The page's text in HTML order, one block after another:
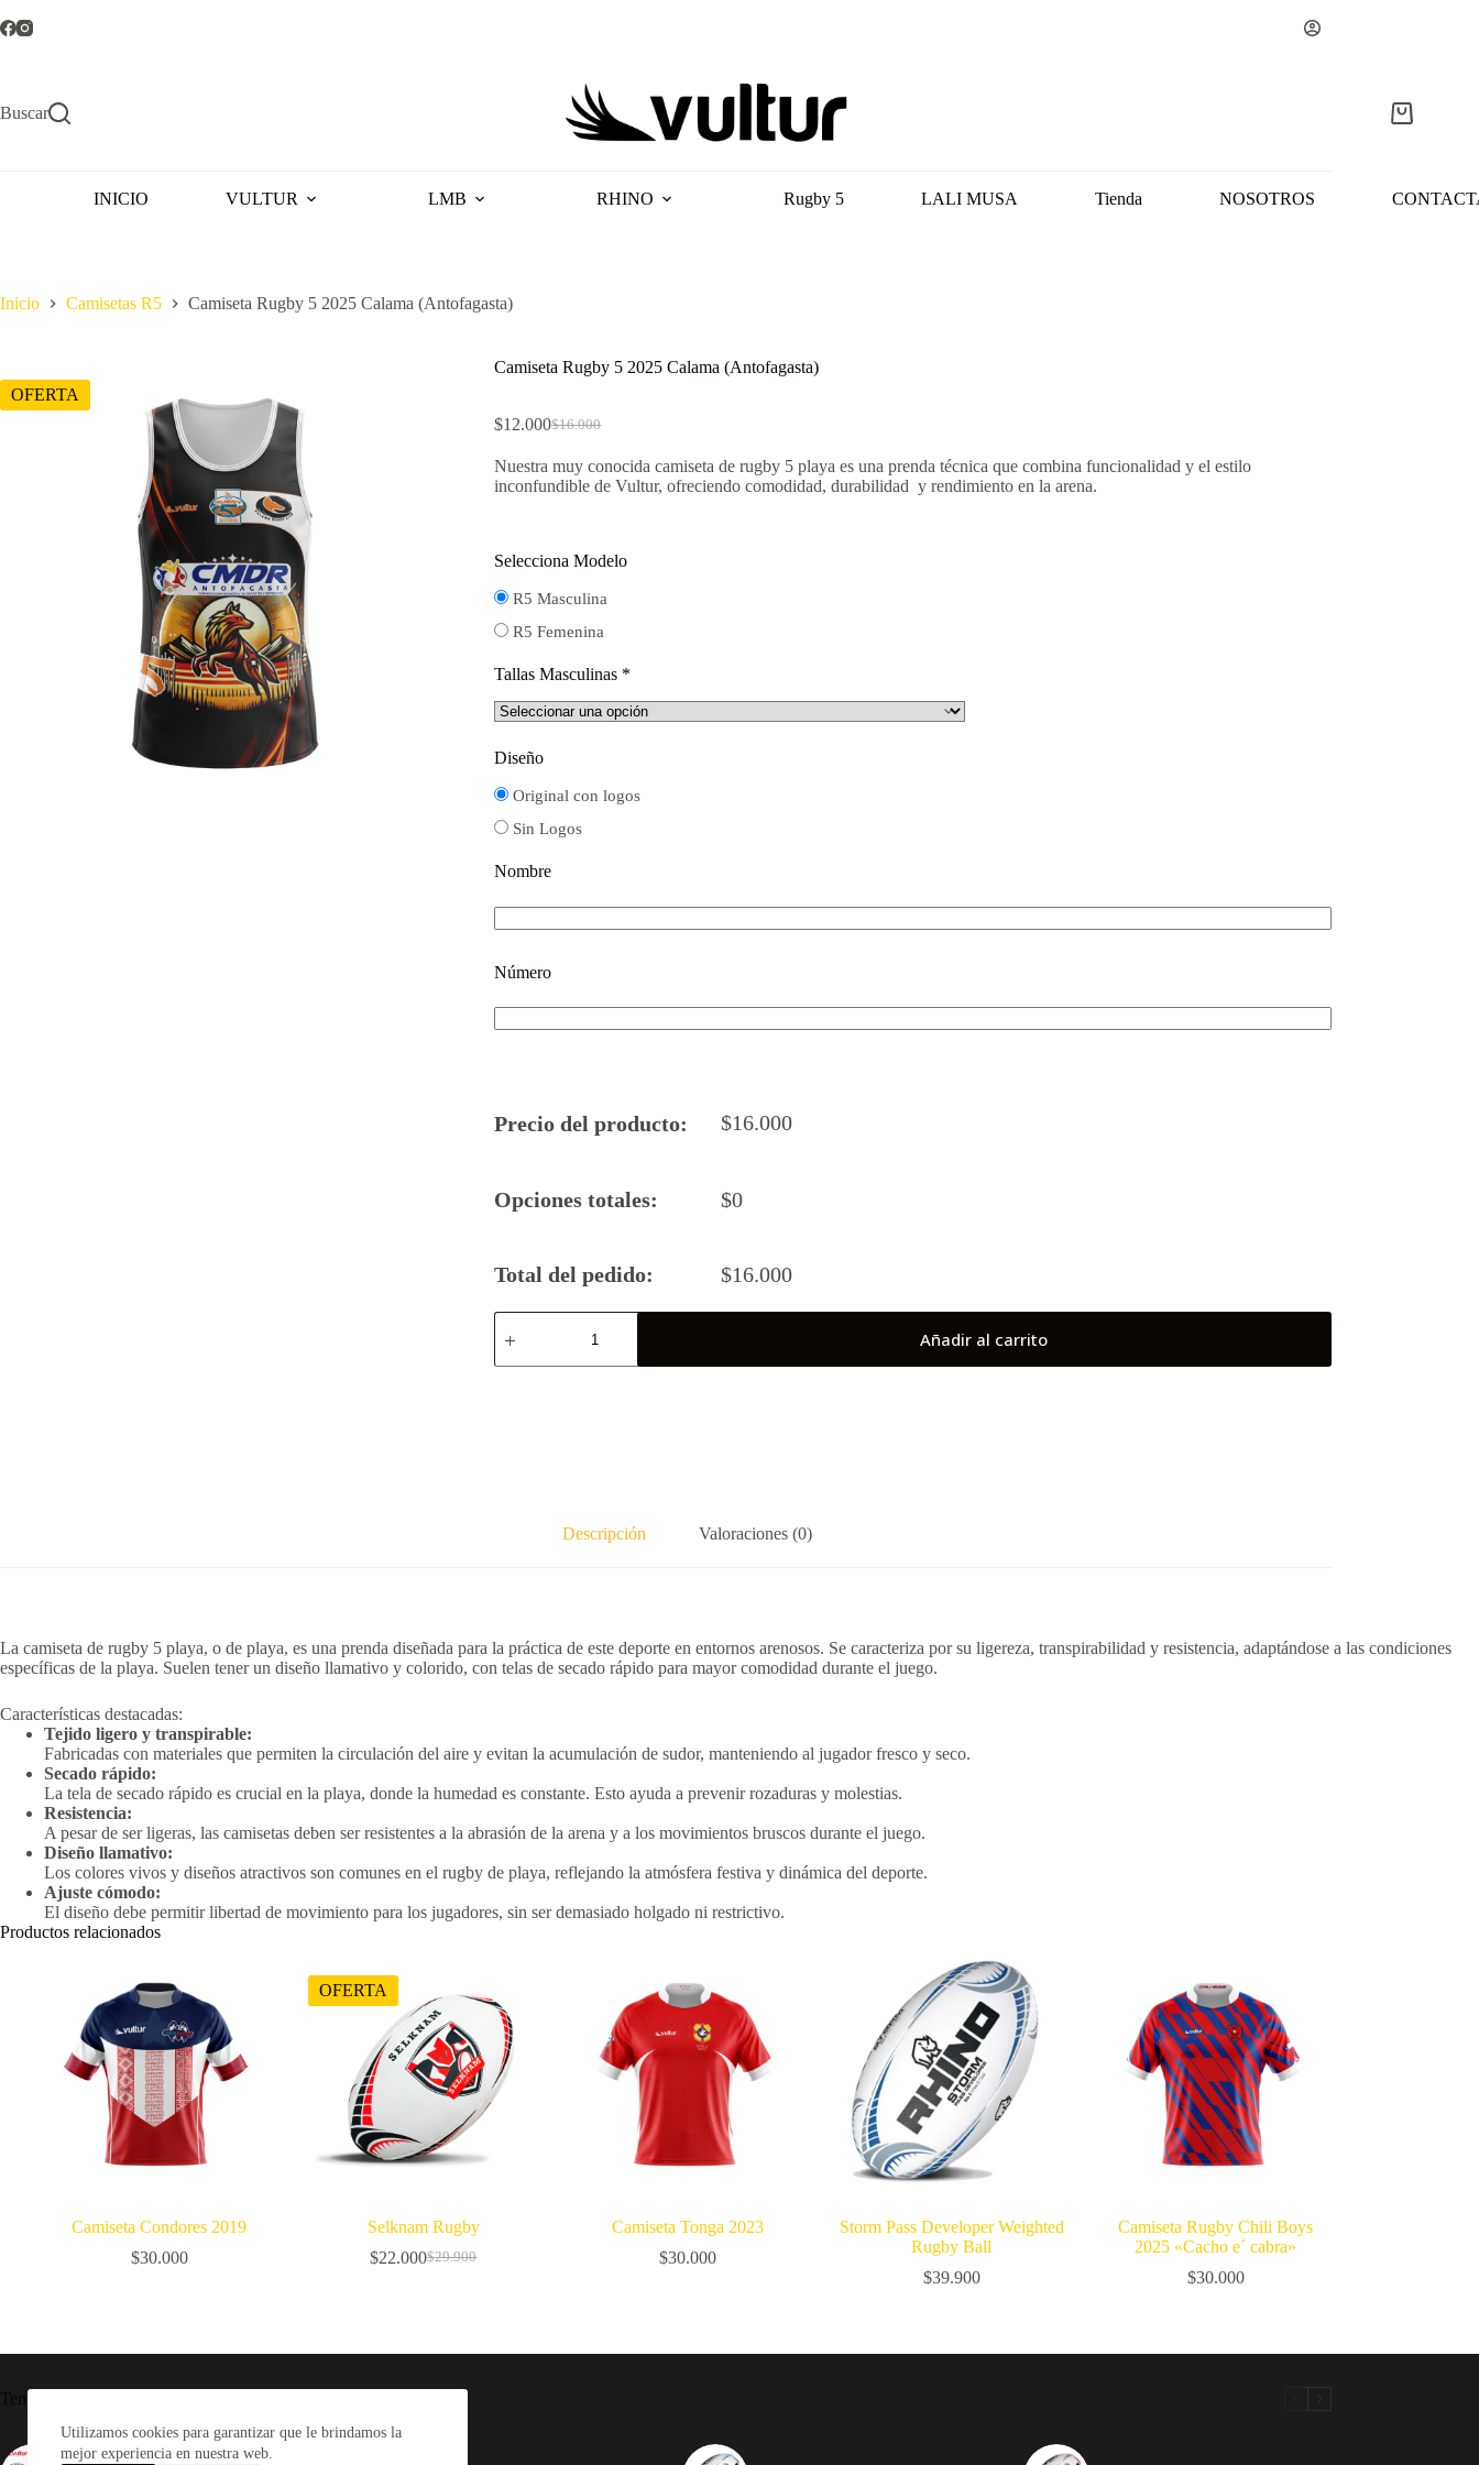
al
Utilizamos cookies para garantizar que le brindamos la
mejor experiencia en nuestra web.
Buscar
Carro
INICIO VULTUR LMB RHINO Rugby 5 LALI MUSA Tienda NOSOTROS
Inicio Camisetas R5 Camiseta Rugby 5 2025 Calama (Antofagasta)
OFERTA
Camiseta Rugby 5 2025 Calama (Antofagasta)
$16.000
El
original
era:
$12.000El
actual
es:
Nuestra muy conocida camiseta de rugby 5 playa es una prenda técnica que combina funcionalidad y el estilo
inconfundible de Vultur, ofreciendo comodidad, durabilidad y rendimiento en la arena.
Selecciona Modelo
R5 Masculina
R5 Femenina
Tallas Masculinas *
Diseño
Original con logos
Sin Logos
Nombre
Número
Precio del producto: $16.000
Opciones totales: $0
Total del pedido: $16.000
Camiseta
Rugby
Añadir al carrito
Descripción Valoraciones (0)
La camiseta de rugby 5 playa, o de playa, es una prenda diseñada para la práctica de este deporte en entornos arenosos. Se caracteriza por su ligereza, transpirabilidad y resistencia, adaptándose a las condiciones
específicas de la playa. Suelen tener un diseño llamativo y colorido, con telas de secado rápido para mayor comodidad durante el juego.
Características destacadas:
Tejido ligero y transpirable:
Fabricadas con materiales que permiten la circulación del aire y evitan la acumulación de sudor, manteniendo al jugador fresco y seco.
Secado rápido:
La tela de secado rápido es crucial en la playa, donde la humedad es constante. Esto ayuda a prevenir rozaduras y molestias.
Resistencia:
A pesar de ser ligeras, las camisetas deben ser resistentes a la abrasión de la arena y a los movimientos bruscos durante el juego.
Diseño llamativo:
Los colores vivos y diseños atractivos son comunes en el rugby de playa, reflejando la atmósfera festiva y dinámica del deporte.
Ajuste cómodo:
El diseño debe permitir libertad de movimiento para los jugadores, sin ser demasiado holgado ni restrictivo.
Productos relacionados
Camiseta Condores 2019
$30.000
OFERTA
Selknam Rugby
$29.900
El
$22.000El
Camiseta Tonga 2023
$30.000
Storm Pass Developer Weighted
Rugby Ball
$39.900
Camiseta Rugby Chili Boys
2025 «Cacho e´ cabra»
$30.000
Tendencia ahora
Camiseta Rugby Selknam